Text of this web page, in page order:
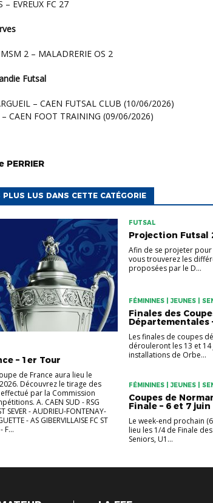
– EVREUX FC 27
MSM 2 – MALADRERIE OS 2
Futsal
– CAEN FUTSAL CLUB (10/06/2026)
– CAEN FOOT TRAINING (09/06/2026)
PERRIER
PLUS LUS DANS CETTE CATÉGORIE
– 1er Tour
de France aura lieu le
Découvrez le tirage des
par la Commission
A. CAEN SUD - RSG
SEVER - AUDRIEU-FONTENAY-
- AS GIBERVILLAISE FC ST
F...
FUTSAL
Projection Futsal
Afin de se projeter
vous trouverez les
proposées par le D...
FÉMININES | JEUNES |
Finales des
Départementales
Les finales de coupes
dérouleront les 13 et 14
installations de Orbe...
FÉMININES | JEUNES |
Coupes de
Finale – 6 et 7 juin
Le week-end prochain
lieu les 1/4 de Finale
Seniors, U1...